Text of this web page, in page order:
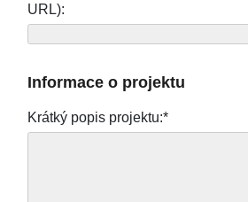
URL):
Informace o projektu
Krátký popis projektu:*